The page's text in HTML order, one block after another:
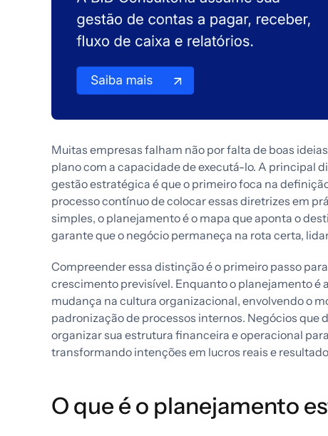
Muitas empresas falham não por falta de boas
plano com a capacidade de executá-lo. A principal
gestão estratégica é que o primeiro foca na
processo contínuo de colocar essas diretrizes em
simples, o planejamento é o mapa que aponta o
garante que o negócio permaneça na rota certa,
Compreender essa distinção é o primeiro passo
crescimento previsível. Enquanto o planejamento é
mudança na cultura organizacional, envolvendo o
padronização de processos internos. Negócios
organizar sua estrutura financeira e operacional
transformando intenções em lucros reais e
O que é o planejamento